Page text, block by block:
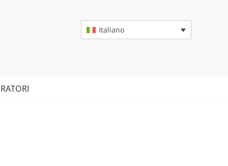
Italiano